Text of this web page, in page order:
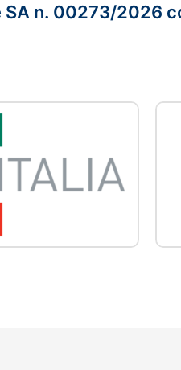
SA n. 00273/2026